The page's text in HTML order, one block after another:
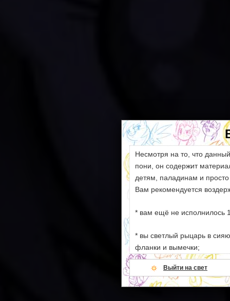
Несмотря на то, что
пони, он содержит
детям, паладинам и
Вам рекомендуется
* вам ещё не исполнилось
* вы светлый рыцарь в
фланки и вымечки;
* ваши моральные устои
намёков на секс и насилие;
Выйти на свет